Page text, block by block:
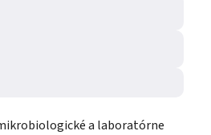
a laboratórne